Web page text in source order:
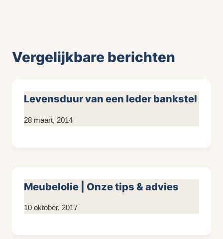
Vergelijkbare berichten
Levensduur van een leder bankstel
Door
28 maart, 2014
Meubelolie | Onze tips & advies
Door
10 oktober, 2017